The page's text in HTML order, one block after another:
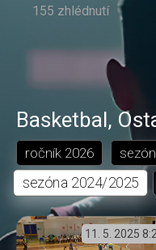
155 zhlédnutí
Basketbal,
ročník 2026
sezóna 2024/2025
11. 5. 2025